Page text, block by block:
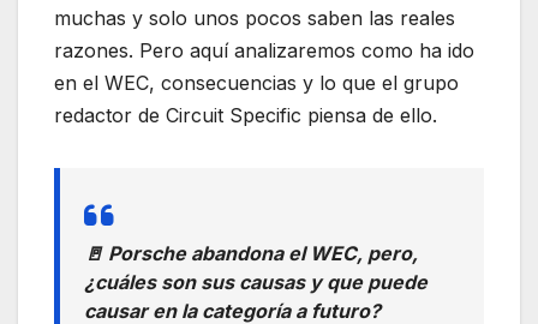
muchas y solo unos pocos saben las reales
razones. Pero aquí analizaremos como ha ido
en el WEC, consecuencias y lo que el grupo
redactor de Circuit Specific piensa de ello.
🚪 Porsche abandona el WEC, pero,
¿cuáles son sus causas y que puede
causar en la categoría a futuro?